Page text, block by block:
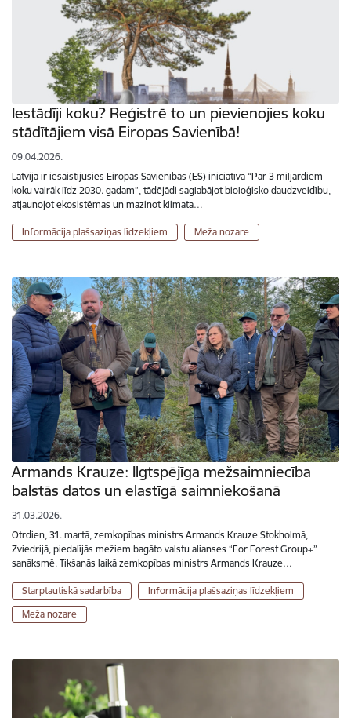
Iestādīji koku? Reģistrē to un pievienojies koku
stādītājiem visā Eiropas Savienībā!
09.04.2026.
Latvija ir iesaistījusies Eiropas Savienības (ES) iniciatīvā “Par 3 miljardiem
koku vairāk līdz 2030. gadam”, tādējādi saglabājot bioloģisko daudzveidību,
atjaunojot ekosistēmas un mazinot klimata…
Informācija plašsaziņas līdzekļiem Meža nozare
Armands Krauze: Ilgtspējīga mežsaimniecība
balstās datos un elastīgā saimniekošanā
31.03.2026.
Otrdien, 31. martā, zemkopības ministrs Armands Krauze Stokholmā,
Zviedrijā, piedalījās mežiem bagāto valstu alianses “For Forest Group+”
sanāksmē. Tikšanās laikā zemkopības ministrs Armands Krauze…
Starptautiskā sadarbība
Informācija plašsaziņas līdzekļiem
Meža nozare